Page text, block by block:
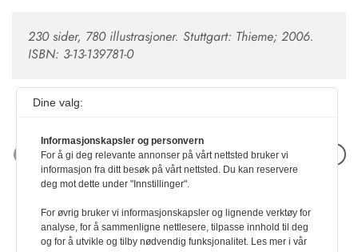
230 sider, 780 illustrasjoner. Stuttgart: Thieme; 2006.
ISBN: 3-13-139781-0
Neste artikkel
Dine valg:
Informasjonskapsler og personvern
For å gi deg relevante annonser på vårt nettsted bruker vi
informasjon fra ditt besøk på vårt nettsted. Du kan reservere
deg mot dette under "Innstillinger".
For øvrig bruker vi informasjonskapsler og lignende verktøy for
analyse, for å sammenligne nettlesere, tilpasse innhold til deg
og for å utvikle og tilby nødvendig funksjonalitet. Les mer i vår